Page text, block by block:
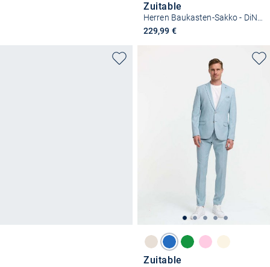
Zuitable
229,99 €
Zuitable